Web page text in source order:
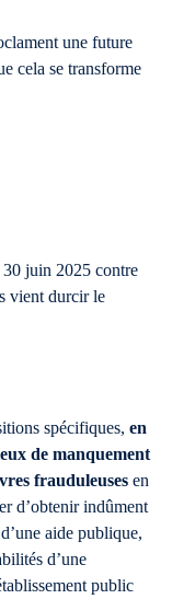
une future
cela se transforme
juin 2025 contre
vient durcir le
spécifiques, en
de manquement
frauduleuses en
d’obtenir indûment
aide publique,
d’une
public